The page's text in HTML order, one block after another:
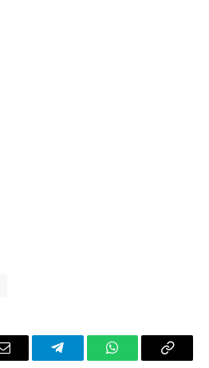
Email TelegramWhatsAppCopy